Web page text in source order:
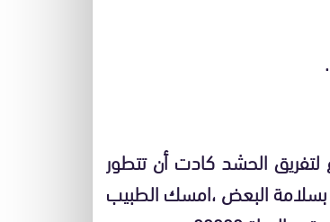
لتفريق الحشد كادت أنتتطور
البعض ،امسك الطبيب